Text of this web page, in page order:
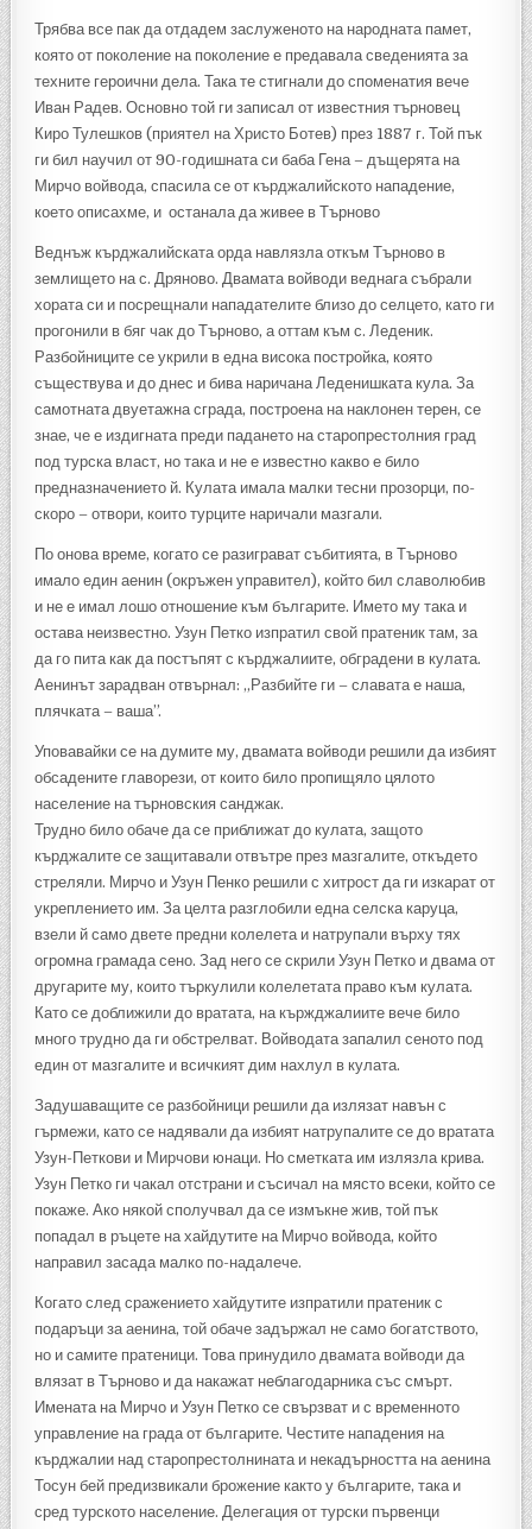
Трябва все пак да отдадем заслуженото на народната памет,
която от поколение на поколение е предавала сведенията за
техните героични дела. Така те стигнали до споменатия вече
Иван Радев. Основно той ги записал от известния търновец
Киро Тулешков (приятел на Христо Ботев) през 1887 г. Той пък
ги бил научил от 90-годишната си баба Гена – дъщерята на
Мирчо войвода, спасила се от кърджалийското нападение,
което описахме, и останала да живее в Търново
Веднъж кърджалийската орда навлязла откъм Търново в
землището на с. Дряново. Двамата войводи веднага събрали
хората си и посрещнали нападателите близо до селцето, като ги
прогонили в бяг чак до Търново, а оттам към с. Леденик.
Разбойниците се укрили в една висока постройка, която
съществува и до днес и бива наричана Леденишката кула. За
самотната двуетажна сграда, построена на наклонен терен, се
знае, че е издигната преди падането на старопрестолния град
под турска власт, но така и не е известно какво е било
предназначението й. Кулата имала малки тесни прозорци, по-
скоро – отвори, които турците наричали мазгали.
По онова време, когато се разиграват събитията, в Търново
имало един аенин (окръжен управител), който бил славолюбив
и не е имал лошо отношение към българите. Името му така и
остава неизвестно. Узун Петко изпратил свой пратеник там, за
да го пита как да постъпят с кърджалиите, обградени в кулата.
Аенинът зарадван отвърнал: „Разбийте ги – славата е наша,
плячката – ваша”.
Уповавайки се на думите му, двамата войводи решили да избият
обсадените главорези, от които било пропищяло цялото
население на търновския санджак.
Трудно било обаче да се приближат до кулата, защото
кърджалите се защитавали отвътре през мазгалите, откъдето
стреляли. Мирчо и Узун Пенко решили с хитрост да ги изкарат от
укреплението им. За целта разглобили една селска каруца,
взели й само двете предни колелета и натрупали върху тях
огромна грамада сено. Зад него се скрили Узун Петко и двама от
другарите му, които търкулили колелетата право към кулата.
Като се доближили до вратата, на кържджалиите вече било
много трудно да ги обстрелват. Войводата запалил сеното под
един от мазгалите и всичкият дим нахлул в кулата.
Задушаващите се разбойници решили да излязат навън с
гърмежи, като се надявали да избият натрупалите се до вратата
Узун-Петкови и Мирчови юнаци. Но сметката им излязла крива.
Узун Петко ги чакал отстрани и съсичал на място всеки, който се
покаже. Ако някой сполучвал да се измъкне жив, той пък
попадал в ръцете на хайдутите на Мирчо войвода, който
направил засада малко по-надалече.
Когато след сражението хайдутите изпратили пратеник с
подаръци за аенина, той обаче задържал не само богатството,
но и самите пратеници. Това принудило двамата войводи да
влязат в Търново и да накажат неблагодарника със смърт.
Имената на Мирчо и Узун Петко се свързват и с временното
управление на града от българите. Честите нападения на
кърджалии над старопрестолнината и некадърността на аенина
Тосун бей предизвикали брожение както у българите, така и
сред турското население. Делегация от турски първенци